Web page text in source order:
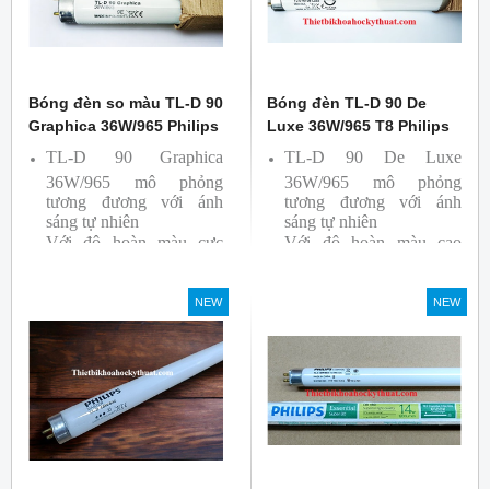
Bóng đèn so màu TL-D 90
Graphica 36W/965 Philips
TL-D 90 Graphica
36W/965 mô phỏng
tương đương với ánh
sáng tự nhiên
Với độ hoàn màu cực
Sản phẩm được sản xuất
bởi hãng Philips, xuất xứ
Ba lan
Bóng đèn TL-D 90 De
Luxe 36W/965 T8 Philips
TL-D 90 De Luxe
36W/965 mô phỏng
tương đương với ánh
sáng tự nhiên
Với độ hoàn màu cao
Sản phẩm được sản xuất
NEW NEW